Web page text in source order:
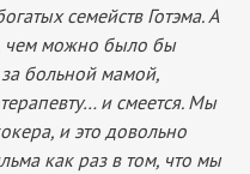
семейств Готэма. А
чем можно было бы
больной мамой,
и смеется. Мы
и это довольно
как раз в том, что мы